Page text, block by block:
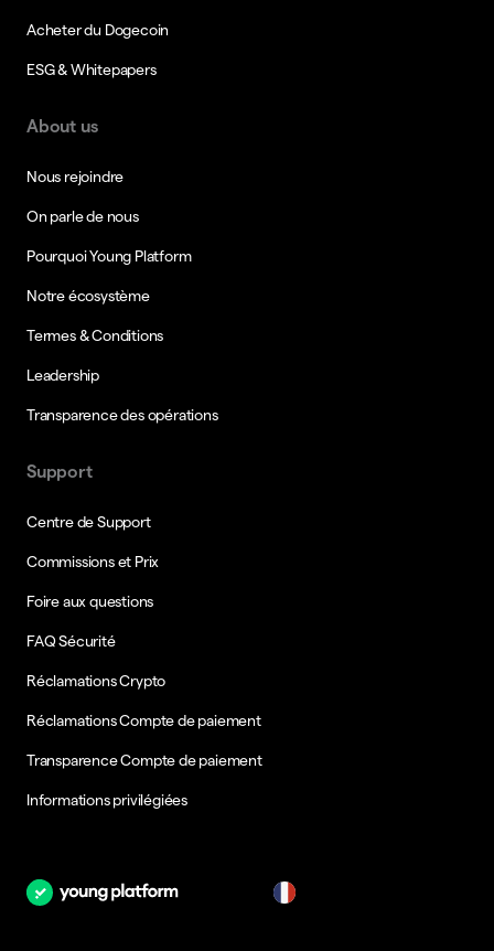
Acheter du Dogecoin
ESG & Whitepapers
About us
Nous rejoindre
On parle de nous
Pourquoi Young Platform
Notre écosystème
Termes & Conditions
Leadership
Transparence des opérations
Support
Centre de Support
Commissions et Prix
Foire aux questions
FAQ Sécurité
Réclamations Crypto
Réclamations Compte de paiement
Transparence Compte de paiement
Informations privilégiées